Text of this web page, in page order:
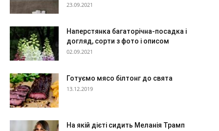
23.09.2021
Наперстянка багаторічна-посадка і
догляд, сорти з фото і описом
02.09.2021
Готуємо мясо білтонг до свята
13.12.2019
На якій дієті сидить Меланія Трамп